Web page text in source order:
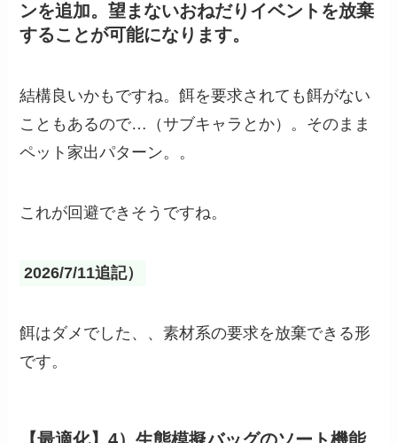
ンを追加。望まないおねだりイベントを放棄
することが可能になります。
結構良いかもですね。餌を要求されても餌がない
こともあるので…（サブキャラとか）。そのまま
ペット家出パターン。。
これが回避できそうですね。
2026/7/11追記）
餌はダメでした、、素材系の要求を放棄できる形
です。